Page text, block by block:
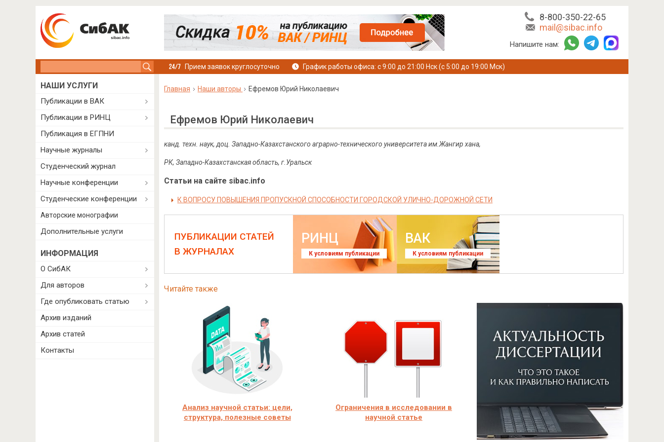
8-800-350-22-65
mail@sibac.info
Напишите нам:
Прием заявок круглосуточно График работы офиса: с 9:00 до 21:00 Нск (с 5:00 до 19:00 Мск)
Главная Наши авторы Ефремов Юрий Николаевич
Ефремов Юрий Николаевич
канд. техн. наук, доц. Западно-Казахстанского аграрно-технического университетаим.Жангир хана,
РК, Западно-Казахстанская область, г.Уральск
Статьи на сайте sibac.info
К ВОПРОСУ ПОВЫШЕНИЯ ПРОПУСКНОЙ СПОСОБНОСТИ ГОРОДСКОЙ УЛИЧНО-ДОРОЖНОЙ СЕТИ
ПУБЛИКАЦИИ СТАТЕЙ
В ЖУРНАЛАХ
РИНЦ
К условиям публикации
ВАК
К условиям публикации
Читайте также
Анализ научной статьи: цели,
структура, полезные советы
Ограничения в исследовании в
научной статье
НАШИ УСЛУГИ
Публикации в ВАК
Публикации в РИНЦ
Публикация в ЕГПНИ
Научные журналы
Студенческий журнал
Научные конференции
Студенческие конференции
Авторские монографии
Дополнительные услуги
ИНФОРМАЦИЯ
О СибАК
Для авторов
Где опубликовать статью
Архив изданий
Архив статей
Контакты